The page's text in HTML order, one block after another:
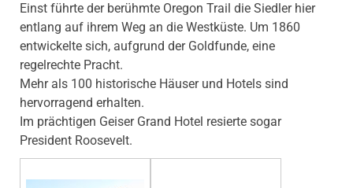
Einst führte der berühmte Oregon Trail die Siedler hier
entlang auf ihrem Weg an die Westküste. Um 1860
entwickelte sich, aufgrund der Goldfunde, eine
regelrechte Pracht.
Mehr als 100 historische Häuser und Hotels sind
hervorragend erhalten.
Im prächtigen Geiser Grand Hotel resierte sogar
President Roosevelt.